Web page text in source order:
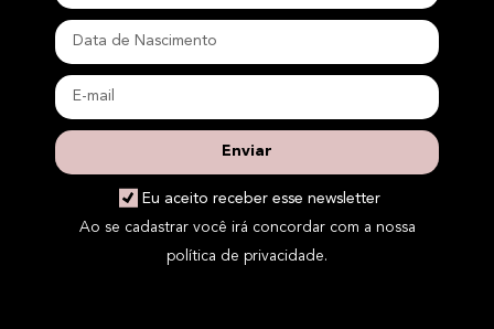
Eu aceito receber esse newsletter
Enviar
Ao se cadastrar você irá concordar com a nossa
política de privacidade.